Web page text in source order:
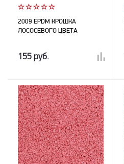
2009 EPDM КРОШКА
ЛОСОСЕВОГО ЦВЕТА
155 руб.